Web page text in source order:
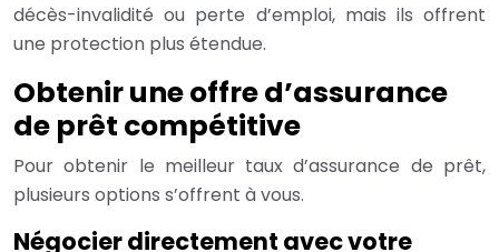
décès-invalidité ou perte d’emploi, mais ils offrent
une protection plus étendue.
Obtenir une offre d’assurance
de prêt compétitive
Pour obtenir le meilleur taux d’assurance de prêt,
plusieurs options s’offrent à vous.
Négocier directement avec votre